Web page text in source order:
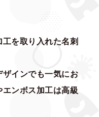
を取り入れた名刺
インでも一気にお
ンボス加工は高級